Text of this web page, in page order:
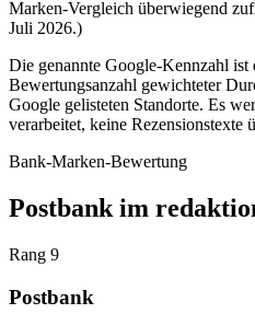
Marken-Vergleich überwiegend
Juli 2026.)
Die genannte Google-Kennzahl ist
Bewertungsanzahl gewichteter
Google gelisteten Standorte. Es
verarbeitet, keine Rezensionstexte
Bank-Marken-Bewertung
Postbank im
Rang 9
Postbank